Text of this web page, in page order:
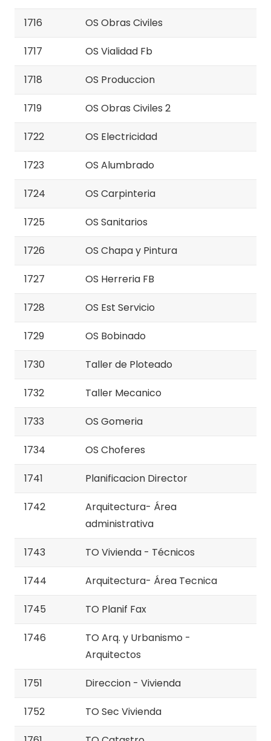
1716 OS Obras Civiles
1717 OS Vialidad Fb
1718 OS Produccion
1719 OS Obras Civiles 2
1722 OS Electricidad
1723 OS Alumbrado
1724 OS Carpinteria
1725 OS Sanitarios
1726 OS Chapa y Pintura
1727 OS Herreria FB
1728 OS Est Servicio
1729 OS Bobinado
1730 Taller de Ploteado
1732 Taller Mecanico
1733 OS Gomeria
1734 OS Choferes
1741 Planificacion Director
1742
Arquitectura- Área
administrativa
1743 TO Vivienda - Técnicos
1744 Arquitectura- Área Tecnica
1745 TO Planif Fax
1746
TO Arq. y Urbanismo -
Arquitectos
1751 Direccion - Vivienda
1752 TO Sec Vivienda